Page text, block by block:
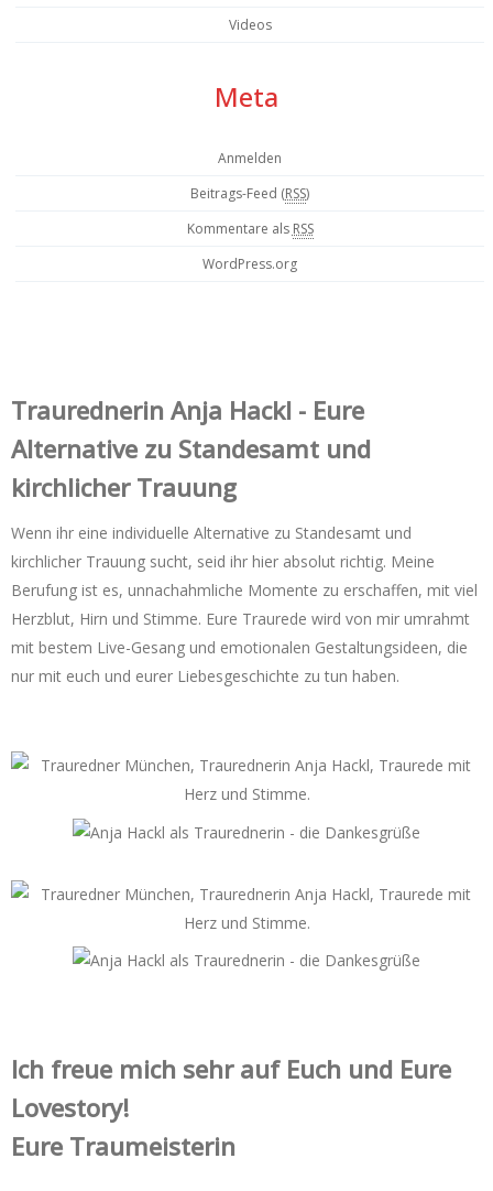
Videos
Meta
Anmelden
Beitrags-Feed (RSS)
Kommentare als RSS
WordPress.org
Trauredner‌in Anja Hackl - Eure
Alternative zu Standesamt und
kirchlicher Trauung
Wenn ihr eine individuelle Alternative zu Standesamt und
kirchlicher Trauung sucht, seid ihr hier absolut richtig. Meine
Berufung ist es, unnachahmliche Momente zu erschaffen, mit viel
Herzblut, Hirn und Stimme. Eure Traurede wird von mir umrahmt
mit bestem Live-Gesang und emotionalen Gestaltungsideen, die
nur mit euch und eurer Liebesgeschichte zu tun haben.
Ich freue mich sehr auf Euch und Eure
Lovestory!
Eure Traumeisterin